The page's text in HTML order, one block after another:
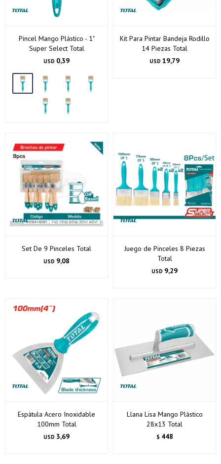
Pincel Mango Plástico - 1"
Super Select Total
USD 0,39
Kit Para Pintar Bandeja Rodillo
14 Piezas Total
USD 19,79
Set De 9 Pinceles Total
USD 9,08
Juego de Pinceles 8 Piezas
Total
USD 9,29
Espátula Acero Inoxidable
100mm Total
USD 3,69
Llana Lisa Mango Plástico
28x13 Total
$ 448